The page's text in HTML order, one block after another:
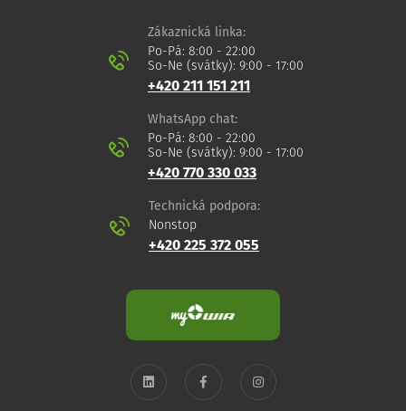
Zákaznická linka:
Po-Pá: 8:00 - 22:00
So-Ne (svátky): 9:00 - 17:00
+420 211 151 211
WhatsApp chat:
Po-Pá: 8:00 - 22:00
So-Ne (svátky): 9:00 - 17:00
+420 770 330 033
Technická podpora:
Nonstop
+420 225 372 055